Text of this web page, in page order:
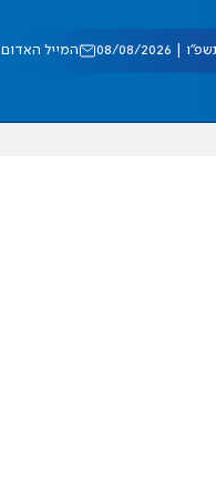
08/2026 המייל האדום